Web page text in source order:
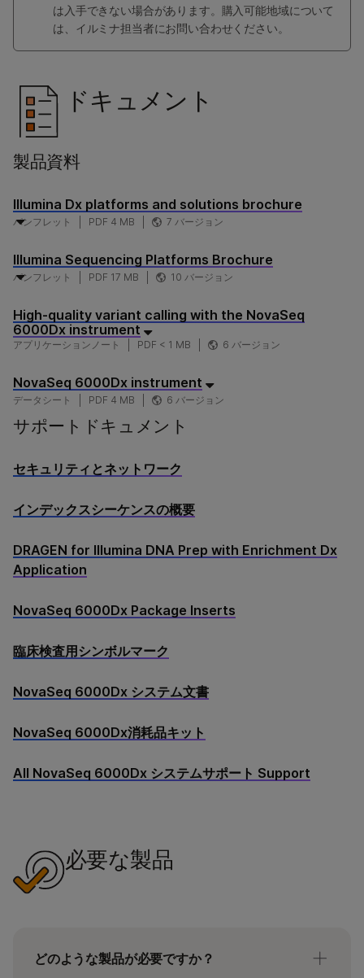
は入手できない場合があります。購入可能地域について
は、イルミナ担当者にお問い合わせください。
ドキュメント
製品資料
Illumina Dx platforms and solutions brochure
パンフレット PDF 4 MB 7 バージョン
Illumina Sequencing Platforms Brochure
パンフレット PDF 17 MB 10 バージョン
High-quality variant calling with the NovaSeq
6000Dx instrument
アプリケーションノート PDF < 1 MB 6 バージョン
NovaSeq 6000Dx instrument
データシート PDF 4 MB 6 バージョン
サポートドキュメント
セキュリティとネットワーク
インデックスシーケンスの概要
DRAGEN for Illumina DNA Prep with Enrichment Dx
Application
NovaSeq 6000Dx Package Inserts
臨床検査用シンボルマーク
NovaSeq 6000Dx システム文書
NovaSeq 6000Dx消耗品キット
All NovaSeq 6000Dx システムサポート Support
必要な製品
どのような製品が必要ですか？